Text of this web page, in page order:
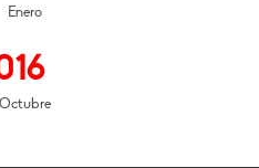
Enero
Octubre